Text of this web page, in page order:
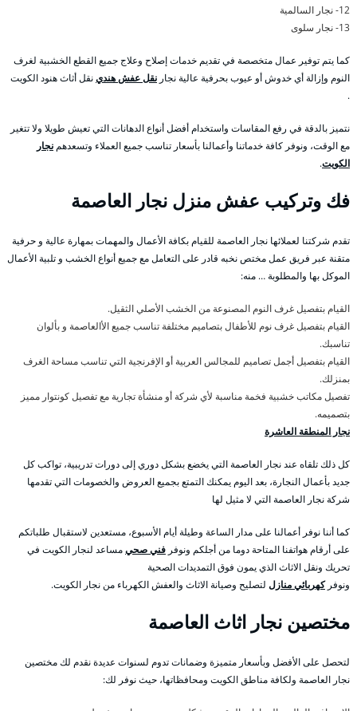
12- نجار السالمية
13- نجار سلوى
كما يتم توفير عمال متخصصة في تقديم خدمات إصلاح وعلاج جميع القطع الخشبية لغرف
النوم وإزالة أي خدوش أو عيوب بحرفية عالية نجار نقل عفش هندينقل أثاث هنود الكويت
.
نتميز بالدقة في رفع المقاسات واستخدام أفضل أنواع الدهانات التي تعيش طويلا ولا تتغير
مع الوقت، ونوفر كافة خدماتنا وأعمالنا بأسعار تناسب جميع العملاء وتسعدهم نجار
الكويت.
فك وتركيب عفش منزل نجار العاصمة
تقدم شركتنا لعملائها نجار العاصمة للقيام بكافة الأعمال والمهمات بمهارة عالية و حرفية
متقنة عبر فريق عمل مختص نخبه قادر على التعامل مع جميع أنواع الخشب و تلبية الأعمال
الموكل بها والمطلوبة … منه:
القيام بتفصيل غرف النوم المصنوعة من الخشب الأصلي الثقيل.
القيام بتفصيل غرف نوم للأطفال بتصاميم مختلفة تناسب جميع الأالعاصمة و بألوان
تناسبك.
القيام بتفصيل أجمل تصاميم للمجالس العربية أو الإفرنجية التي تناسب مساحة الغرف
بمنزلك.
تفصيل مكاتب خشبية فخمة مناسبة لأي شركة أو منشأة تجارية مع تفصيل كونتوار مميز
بتصميمه.
نجار المنطقة العاشرة
كل ذلك تلقاه عند نجار العاصمة التي يخضع بشكل دوري إلى دورات تدريبية، تواكب كل
جديد بأعمال النجارة، بعد اليوم يمكنك التمتع بجميع العروض والخصومات التي تقدمها
شركة نجار العاصمة التي لا مثيل لها
كما أننا نوفر أعمالنا على مدار الساعة وطيلة أيام الأسبوع، مستعدين لاستقبال طلباتكم
على أرقام هواتفنا المتاحة دوما من أجلكم ونوفر فني صحيمساعد لنجار الكويت في
تحريك ونقل الاثاث الذي يمون فوق التمديدات الصحية
ونوفركهربائي منازل لتصليح وصيانة الاثاث والعفش الكهرباء من نجار الكويت.
مختصين نجار اثاث العاصمة
لتحصل على الأفضل وبأسعار متميزة وضمانات تدوم لسنوات عديدة نقدم لك مختصين
نجار العاصمة ولكافة مناطق الكويت ومحافظاتها، حيث نوفر لك: